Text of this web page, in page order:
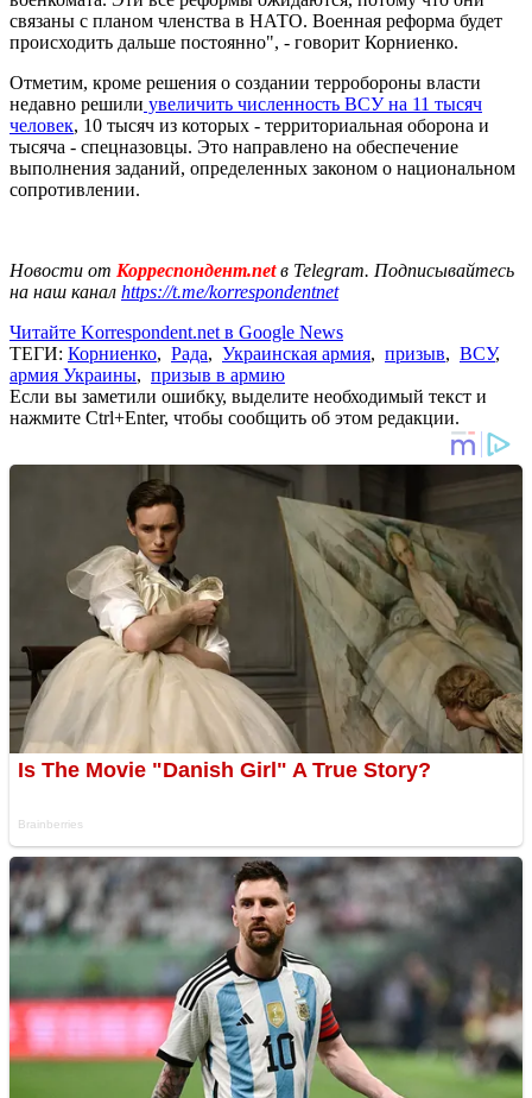
связаны с планом членства в НАТО. Военная реформа будет
происходить дальше постоянно", - говорит Корниенко.
Отметим, кроме решения о создании терробороны власти
недавно решили увеличить численность ВСУ на 11 тысяч
человек, 10 тысяч из которых - территориальная оборона и
тысяча - спецназовцы. Это направлено на обеспечение
выполнения заданий, определенных законом о национальном
сопротивлении.
Новости от Корреспондент.netв Telegram. Подписывайтесь
на наш канал https://t.me/korrespondentnet
Читайте Korrespondent.net в Google News
ТЕГИ: Корниенко, Рада, Украинская армия, призыв, ВСУ,
армия Украины, призыв в армию
Если вы заметили ошибку, выделите необходимый текст и
нажмите Ctrl+Enter, чтобы сообщить об этом редакции.